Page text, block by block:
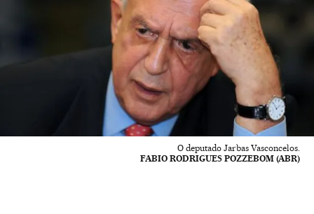
O deputado Jarbas Vasconcelos.
FABIO RODRIGUES POZZEBOM (ABR)